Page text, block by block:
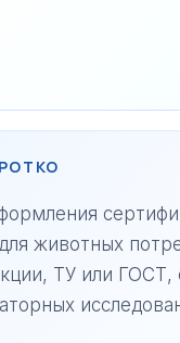
животных
ТУ или ГОСТ,